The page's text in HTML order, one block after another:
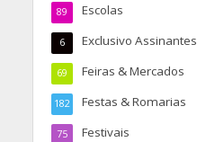
Escolas
89
Exclusivo Assinantes
6
Feiras & Mercados
69
Festas & Romarias
182
Festivais
75